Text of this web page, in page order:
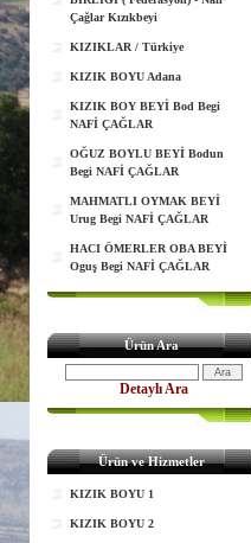
Çağlar Kızıkbeyi
KIZIKLAR / Türkiye
KIZIK BOYU Adana
KIZIK BOY BEYİ Bod Begi
NAFİ ÇAĞLAR
OĞUZ BOYLU BEYİ Bodun
Begi NAFİ ÇAĞLAR
MAHMATLI OYMAK BEYİ
Urug Begi NAFİ ÇAĞLAR
HACI ÖMERLER OBA BEYİ
Oguş Begi NAFİ ÇAĞLAR
Ürün Ara
Detaylı Ara
Ürün ve Hizmetler
KIZIK BOYU 1
KIZIK BOYU 2